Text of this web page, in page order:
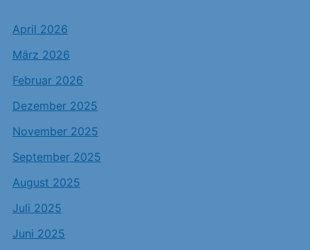
April 2026
März 2026
Februar 2026
Dezember 2025
November 2025
September 2025
August 2025
Juli 2025
Juni 2025